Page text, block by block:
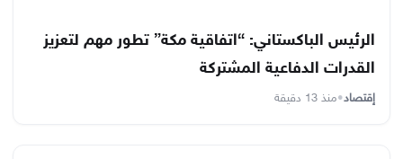
الرئيس الباكستاني: “اتفاقية مكة” تطور مهم لتعزيز
القدرات الدفاعية المشتركة
إقتصاد•منذ 13 دقيقة